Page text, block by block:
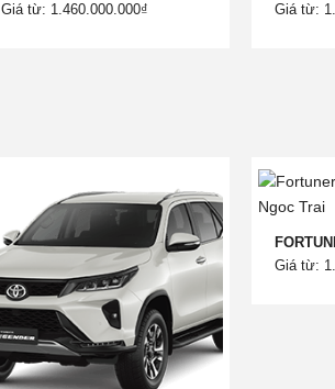
Giá từ: 1.460.000.000₫
Giá từ:
Giá từ: